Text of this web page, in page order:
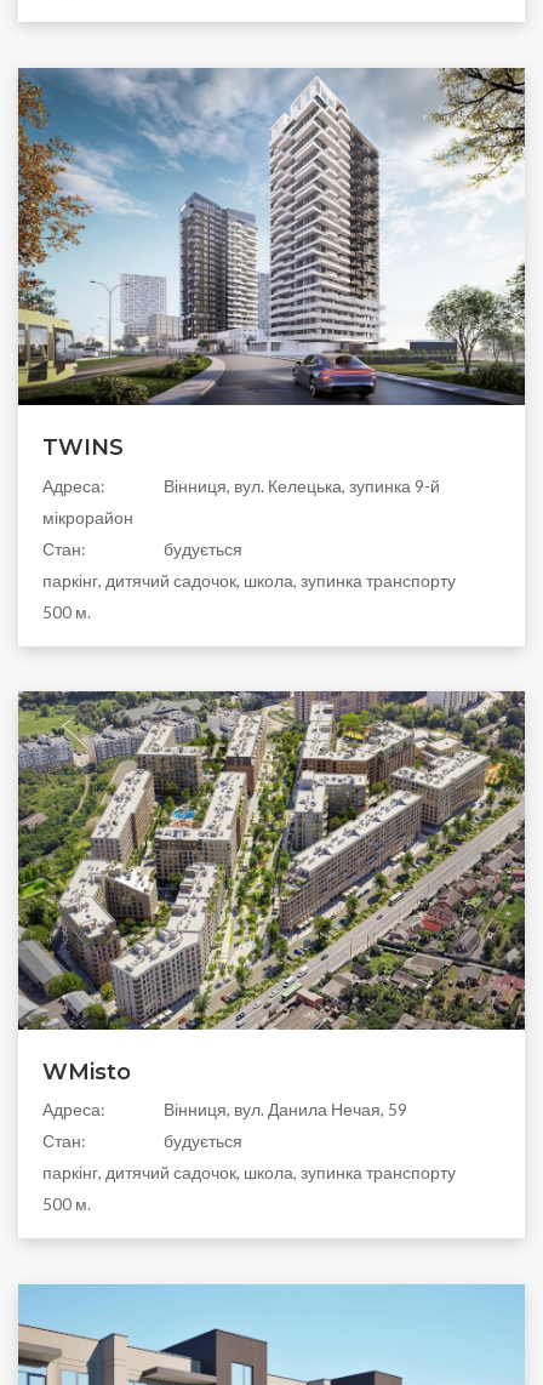
TWINS
Адреса:
Вінниця, вул. Келецька, зупинка 9-й
мікрорайон
Стан:
будується
паркінг, дитячий садочок, школа, зупинка транспорту
500 м.
WMisto
Адреса:
Вінниця, вул. Данила Нечая, 59
Стан:
будується
паркінг, дитячий садочок, школа, зупинка транспорту
500 м.